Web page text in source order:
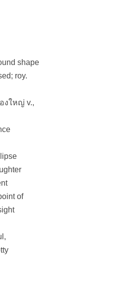
shape
roy.
งใหญ่ v.,
of